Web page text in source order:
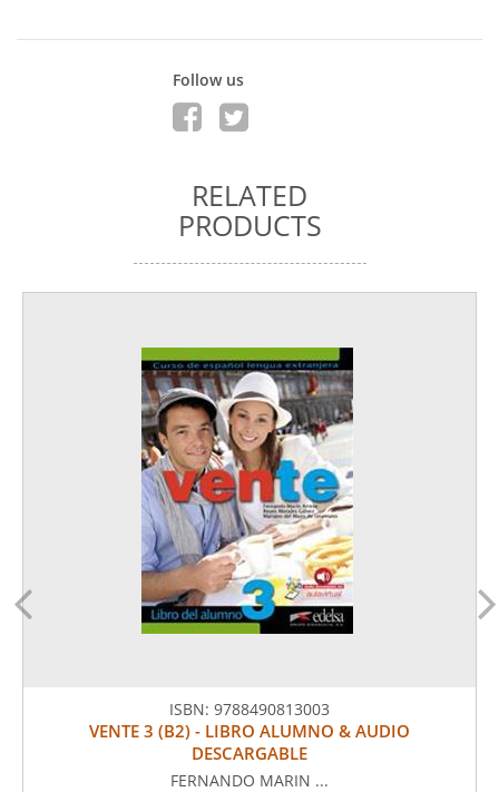
Follow us
RELATED
PRODUCTS
ISBN: 9788490813003
VENTE 3 (B2) - LIBRO ALUMNO & AUDIO
DESCARGABLE
FERNANDO MARIN ...